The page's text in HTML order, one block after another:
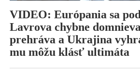
VIDEO: Európania sa
Lavrova chybne
prehráva a Ukrajina
mu môžu klásť ultimáta